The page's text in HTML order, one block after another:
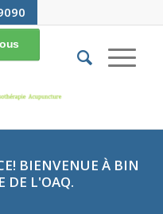
BIENVENUE À BIN
DE L'OAQ.